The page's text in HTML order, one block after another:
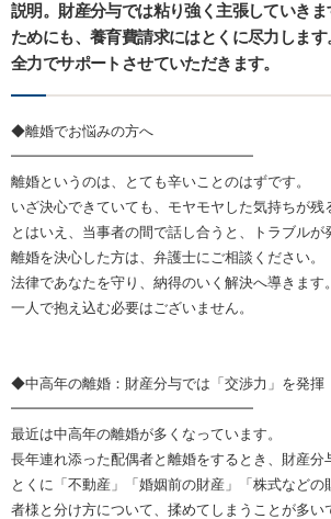
説明。財産分与では粘り強く主張していき
ためにも、養育費請求にはとくに尽力しま
全力でサポートさせていただきます。
◆離婚でお悩みの方へ
━━━━━━━━━━━━━━━━━
離婚というのは、とても辛いことのはずです。
いざ決心できていても、モヤモヤした気持ちが残
とはいえ、当事者の間で話し合うと、トラブルが
離婚を決心した方は、弁護士にご相談ください。
法律であなたを守り、納得のいく解決へ導きます。
一人で抱え込む必要はございません。
◆中高年の離婚：財産分与では「交渉力」を発揮
━━━━━━━━━━━━━━━━━
最近は中高年の離婚が多くなっています。
長年連れ添った配偶者と離婚をするとき、財産分
とくに「不動産」「婚姻前の財産」「株式などの
者様と分け方について、揉めてしまうことが多い